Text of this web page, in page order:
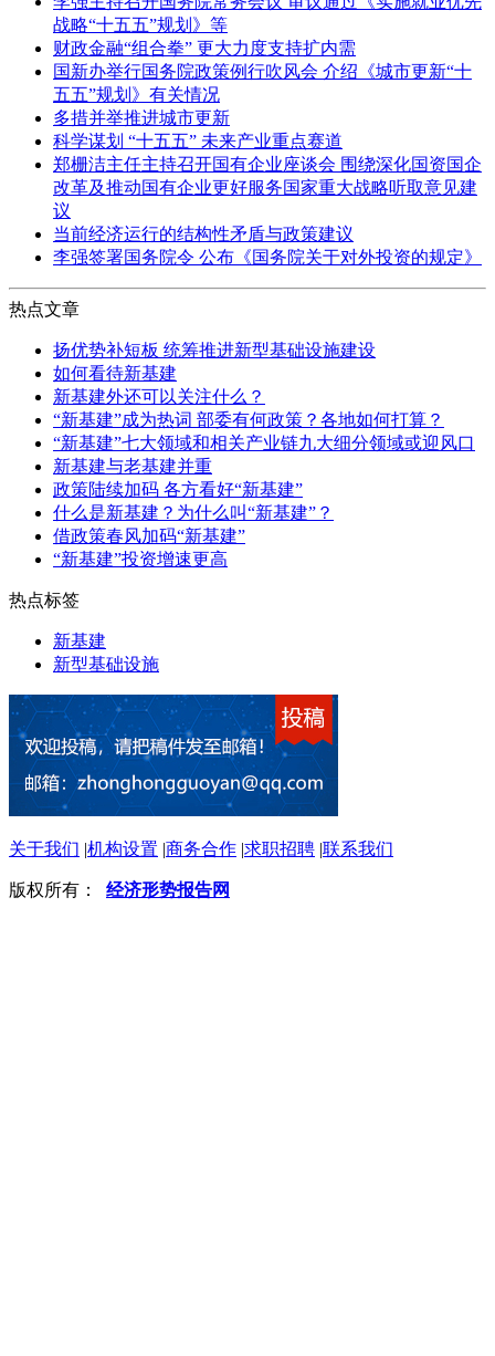
战略“十五五”规划》等
财政金融“组合拳” 更大力度支持扩内需
国新办举行国务院政策例行吹风会 介绍《城市更新“十
五五”规划》有关情况
多措并举推进城市更新
科学谋划 “十五五” 未来产业重点赛道
郑栅洁主任主持召开国有企业座谈会 围绕深化国资国企
改革及推动国有企业更好服务国家重大战略听取意见建
议
当前经济运行的结构性矛盾与政策建议
李强签署国务院令 公布《国务院关于对外投资的规定》
热点文章
扬优势补短板 统筹推进新型基础设施建设
如何看待新基建
新基建外还可以关注什么？
“新基建”成为热词 部委有何政策？各地如何打算？
“新基建”七大领域和相关产业链九大细分领域或迎风口
新基建与老基建并重
政策陆续加码 各方看好“新基建”
什么是新基建？为什么叫“新基建”？
借政策春风加码“新基建”
“新基建”投资增速更高
热点标签
新基建
新型基础设施
关于我们 |机构设置 |商务合作 |求职招聘 |联系我们
版权所有： 经济形势报告网